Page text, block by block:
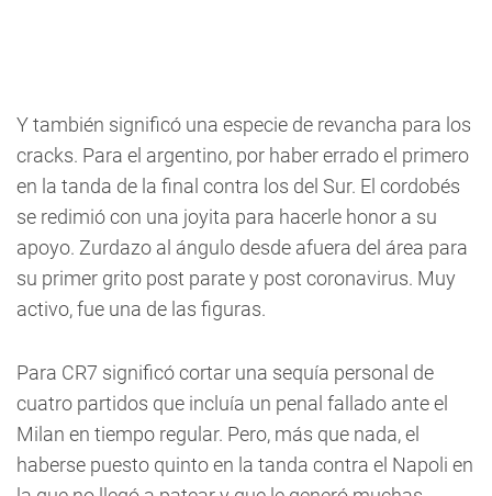
Y también significó una especie de revancha para los
cracks. Para el argentino, por haber errado el primero
en la tanda de la final contra los del Sur. El cordobés
se redimió con una joyita para hacerle honor a su
apoyo. Zurdazo al ángulo desde afuera del área para
su primer grito post parate y post coronavirus. Muy
activo, fue una de las figuras.
Para CR7 significó cortar una sequía personal de
cuatro partidos que incluía un penal fallado ante el
Milan en tiempo regular. Pero, más que nada, el
haberse puesto quinto en la tanda contra el Napoli en